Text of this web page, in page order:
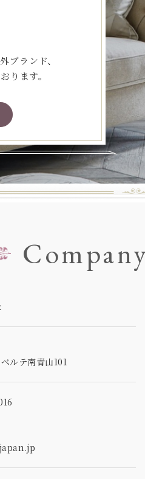
ブランド、
ります。
ベルテ南青山101